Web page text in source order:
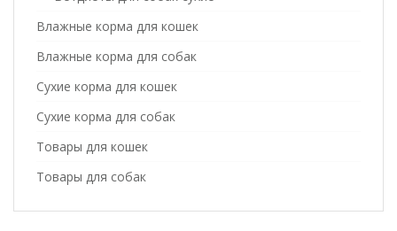
Влажные корма для кошек
Влажные корма для собак
Сухие корма для кошек
Сухие корма для собак
Товары для кошек
Товары для собак